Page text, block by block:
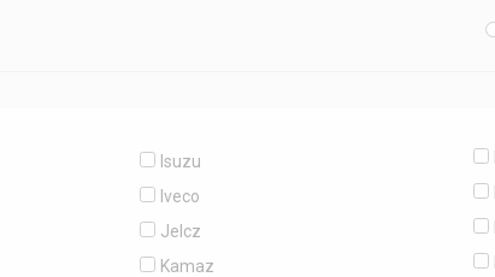
Isuzu
Iveco
Jelcz
Kamaz